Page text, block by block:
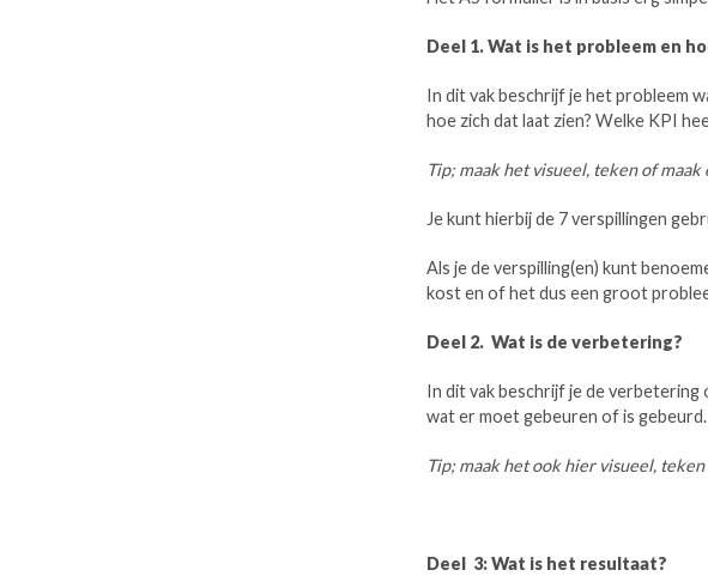
Deel 1. Wat is het probleem en
In dit vak beschrijf je het probleem
hoe zich dat laat zien? Welke KPI
Tip; maak het visueel, teken of
Je kunt hierbij de 7 verspillingen
Als je de verspilling(en) kunt
kost en of het dus een groot
Deel 2. Wat is de verbetering?
In dit vak beschrijf je de verbetering
wat er moet gebeuren of is gebeurd.
Tip; maak het ook hier visueel,
Deel 3: Wat is het resultaat?